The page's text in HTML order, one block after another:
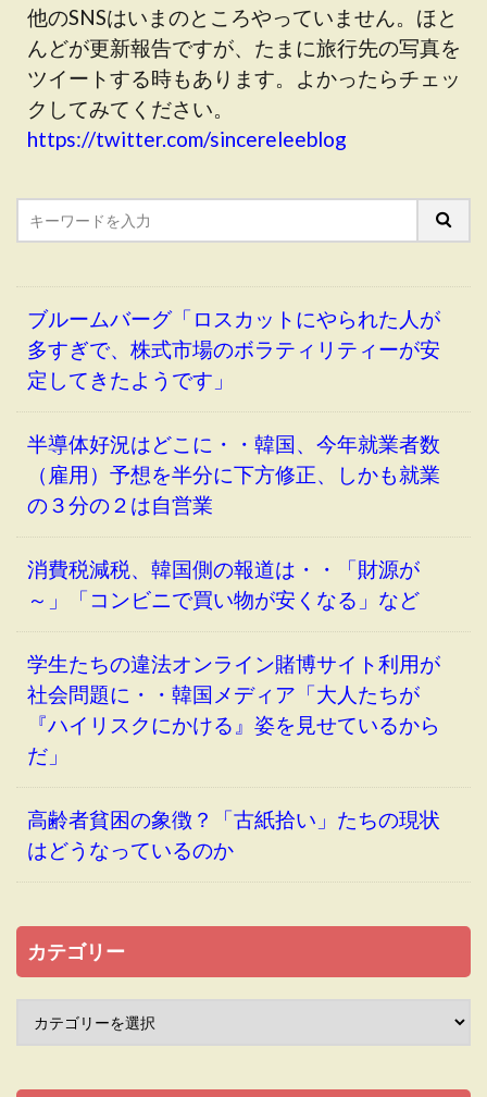
他のSNSはいまのところやっていません。ほと
んどが更新報告ですが、たまに旅行先の写真を
ツイートする時もあります。よかったらチェッ
クしてみてください。
https://twitter.com/sincereleeblog
ブルームバーグ「ロスカットにやられた人が
多すぎで、株式市場のボラティリティーが安
定してきたようです」
半導体好況はどこに・・韓国、今年就業者数
（雇用）予想を半分に下方修正、しかも就業
の３分の２は自営業
消費税減税、韓国側の報道は・・「財源が
～」「コンビニで買い物が安くなる」など
学生たちの違法オンライン賭博サイト利用が
社会問題に・・韓国メディア「大人たちが
『ハイリスクにかける』姿を見せているから
だ」
高齢者貧困の象徴？「古紙拾い」たちの現状
はどうなっているのか
カテゴリー